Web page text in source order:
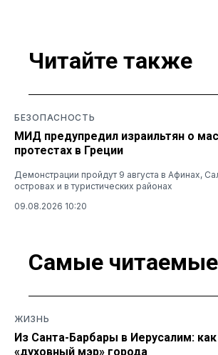
Читайте также
БЕЗОПАСНОСТЬ
МИД предупредил израильтян о
протестах в Греции
Демонстрации пройдут 9 августа в Афинах,
островах и в туристических районах
09.08.2026 10:20
Самые читаемые
ЖИЗНЬ
Из Санта-Барбары в Иерусалим:
«духовный мэр» города